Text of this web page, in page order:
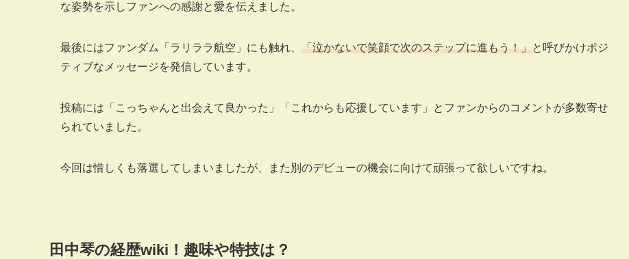
な姿勢を示しファンへの感謝と愛を伝えました。
最後にはファンダム「ラリララ航空」にも触れ、 「泣かないで笑顔で次のステップに進もう！」と呼びかけポジ
ティブなメッセージを発信しています。
投稿には「こっちゃんと出会えて良かった」「これからも応援しています」とファンからのコメントが多数寄せ
られていました。
今回は惜しくも落選してしまいましたが、また別のデビューの機会に向けて頑張って欲しいですね。
田中琴の経歴wiki！趣味や特技は？